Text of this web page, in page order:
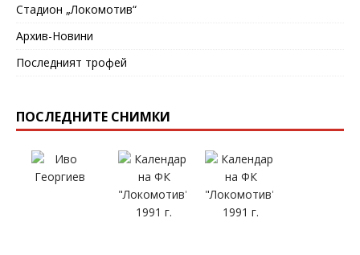
Стадион „Локомотив“
Архив-Новини
Последният трофей
ПОСЛЕДНИТЕ СНИМКИ